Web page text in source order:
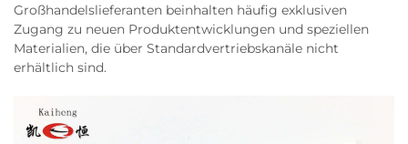
Großhandelslieferanten beinhalten häufig exklusiven
Zugang zu neuen Produktentwicklungen und speziellen
Materialien, die über Standardvertriebskanäle nicht
erhältlich sind.